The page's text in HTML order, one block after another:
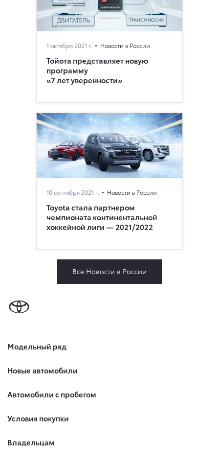
1 октября 2021 г. Новости в России
Тойота представляет новую
программу
«7 лет уверенности»
10 сентября 2021 г. Новости в России
Toyota стала партнером
чемпионата континентальной
хоккейной лиги — 2021/2022
Все Новости в России
Модельный ряд
Новые автомобили
Автомобили с пробегом
Условия покупки
Владельцам